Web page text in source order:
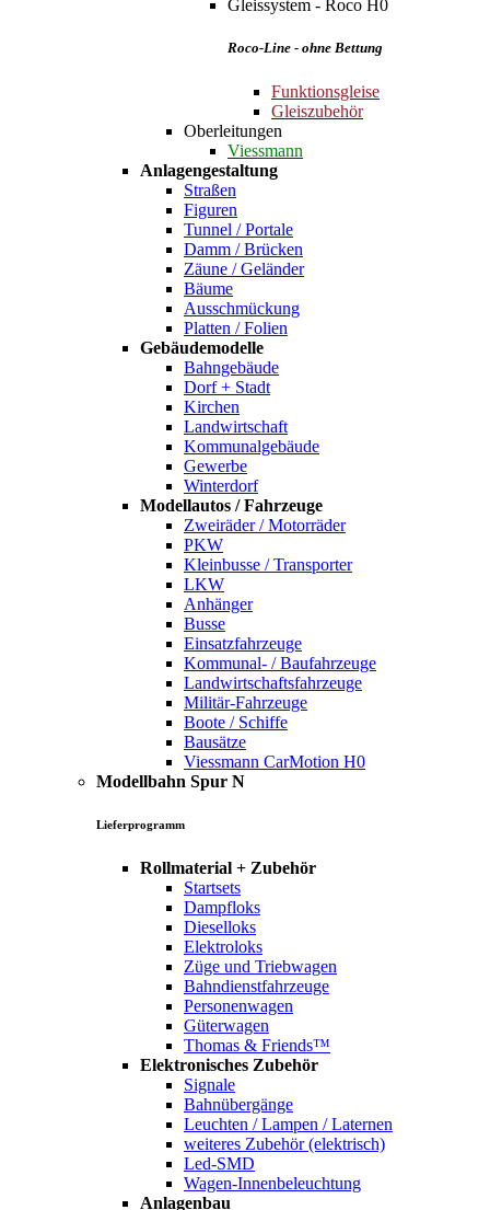
Gleissystem - Roco H0
Roco-Line - ohne Bettung
Funktionsgleise
Gleiszubehör
Oberleitungen
Viessmann
Anlagengestaltung
Straßen
Figuren
Tunnel / Portale
Damm / Brücken
Zäune / Geländer
Bäume
Ausschmückung
Platten / Folien
Gebäudemodelle
Bahngebäude
Dorf + Stadt
Kirchen
Landwirtschaft
Kommunalgebäude
Gewerbe
Winterdorf
Modellautos / Fahrzeuge
Zweiräder / Motorräder
PKW
Kleinbusse / Transporter
LKW
Anhänger
Busse
Einsatzfahrzeuge
Kommunal- / Baufahrzeuge
Landwirtschaftsfahrzeuge
Militär-Fahrzeuge
Boote / Schiffe
Bausätze
Viessmann CarMotion H0
Modellbahn Spur N
Lieferprogramm
Rollmaterial + Zubehör
Startsets
Dampfloks
Dieselloks
Elektroloks
Züge und Triebwagen
Bahndienstfahrzeuge
Personenwagen
Güterwagen
Thomas & Friends™
Elektronisches Zubehör
Signale
Bahnübergänge
Leuchten / Lampen / Laternen
weiteres Zubehör (elektrisch)
Led-SMD
Wagen-Innenbeleuchtung
Anlagenbau